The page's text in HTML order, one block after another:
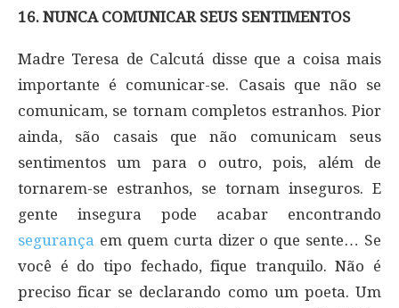
16. NUNCA COMUNICAR SEUS SENTIMENTOS
Madre Teresa de Calcutá disse que a coisa mais
importante é comunicar-se. Casais que não se
comunicam, se tornam completos estranhos. Pior
ainda, são casais que não comunicam seus
sentimentos um para o outro, pois, além de
tornarem-se estranhos, se tornam inseguros. E
gente insegura pode acabar encontrando
segurança em quem curta dizer o que sente… Se
você é do tipo fechado, fique tranquilo. Não é
preciso ficar se declarando como um poeta. Um